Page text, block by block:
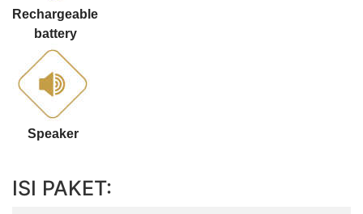
Rechargeable
battery
Speaker
ISI PAKET: